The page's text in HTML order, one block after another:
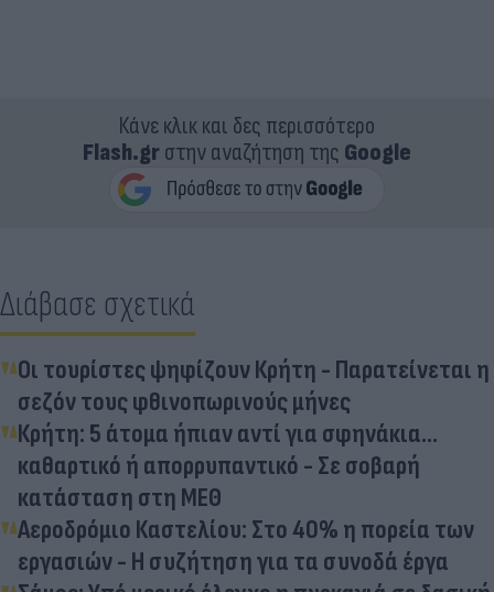
Κάνε κλικ και δες περισσότερο
Flash.grστην αναζήτηση της Google
Διάβασε σχετικά
Οι τουρίστες ψηφίζουν Κρήτη - Παρατείνεται η
σεζόν τους φθινοπωρινούς μήνες
Κρήτη: 5 άτομα ήπιαν αντί για σφηνάκια...
καθαρτικό ή απορρυπαντικό - Σε σοβαρή
κατάσταση στη ΜΕΘ
Αεροδρόμιο Καστελίου: Στο 40% η πορεία των
εργασιών - Η συζήτηση για τα συνοδά έργα